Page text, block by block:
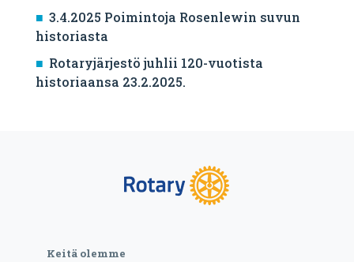
3.4.2025 Poimintoja Rosenlewin suvun
historiasta
Rotaryjärjestö juhlii 120-vuotista
historiaansa 23.2.2025.
Keitä olemme